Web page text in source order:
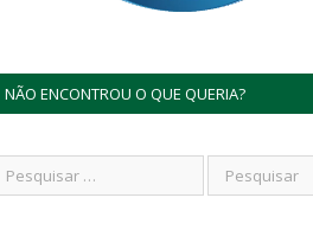
NÃO ENCONTROU O QUE QUERIA?